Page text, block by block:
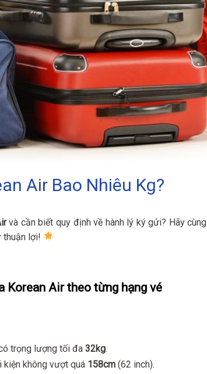
Air Bao Nhiêu Kg?
và cần biết quy định về hành lý ký gửi? Hãy cùng
thuận lợi!
Korean Air theo từng hạng vé
trọng lượng tối đa 32kg.
kiện không vượt quá 158cm (62 inch).